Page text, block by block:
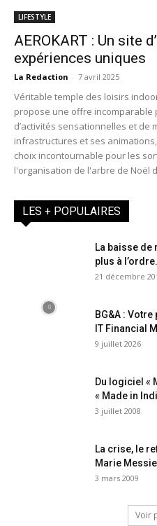
LIFESTYLE
AEROKART : Un site
expériences uniques
La Redaction - 7 avril 2025
Véritable temple des loisirs
propose une offre
d’activités sensationnelles et de
infrastructures et ses animations,
choix incontournable pour les
l'organisation de l'arbre de Noël
LES + POPULAIRES
La baisse de
plus à
21 décembre
BG&A :
IT Financial
9 juillet 2026
Du logiciel «
« Made in
3 juillet 2008
La crise, le
Marie
3 mars 2009
Voir